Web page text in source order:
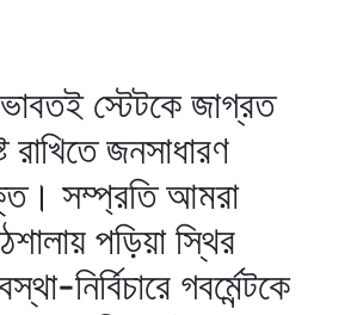
স্টেটকে জাগ্রত
রাখিতে জনসাধারণ
সম্প্রতি আমরা
পড়িয়া স্থির
নির্বিচারে গবর্মেন্টকে